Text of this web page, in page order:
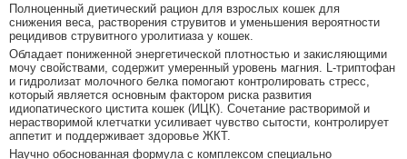
Полноценный диетический рацион для взрослых кошек для
снижения веса, растворения струвитов и уменьшения вероятности
рецидивов струвитного уролитиаза у кошек.
Обладает пониженной энергетической плотностью и закисляющими
мочу свойствами, содержит умеренный уровень магния. L-триптофан
и гидролизат молочного белка помогают контролировать стресс,
который является основным фактором риска развития
идиопатического цистита кошек (ИЦК). Сочетание растворимой и
нерастворимой клетчатки усиливает чувство сытости, контролирует
аппетит и поддерживает здоровье ЖКТ.
Научно обоснованная формула с комплексом специально